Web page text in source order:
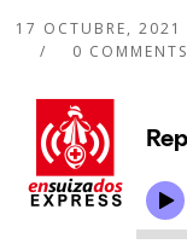
17 OCTUBRE, 2021
0 COMMENTS